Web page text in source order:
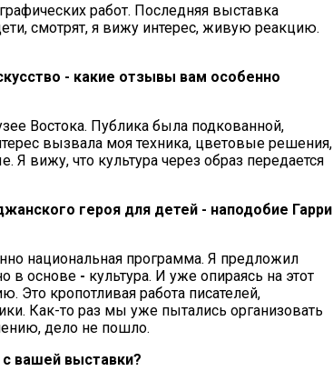
работ. Последняя выставка
смотрят, я вижу интерес, живую реакцию.
- какие отзывы вам особенно
Востока. Публика была подкованной,
вызвала моя техника, цветовые решения,
вижу, что культура через образ передается
героя для детей - наподобие Гарри
национальная программа. Я предложил
в основе - культура. И уже опираясь на этот
Это кропотливая работа писателей,
Как-то раз мы уже пытались организовать
дело не пошло.
вашей выставки?